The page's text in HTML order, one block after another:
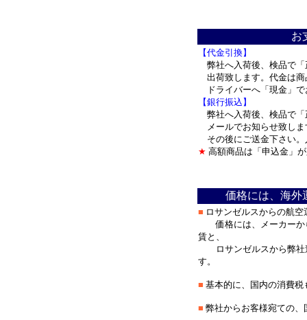
お
【代金引換】
弊社へ入荷後、検品で「
出荷致します。代金は商
ドライバーへ「現金」
【銀行振込】
弊社へ入荷後、検品で「
メールでお知らせ致しま
その後にご送金下さい。
★ 高額商品は「申込金」
価格には、海外
■ ロサンゼルスからの航
価格には、メーカーか
賃と、
ロサンゼルスから弊社
す。
■ 基本的に、国内の消費
■ 弊社からお客様宛ての